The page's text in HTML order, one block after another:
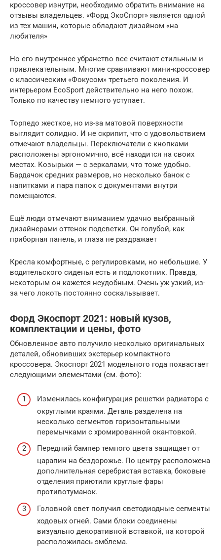
кроссовер изнутри, необходимо обратить внимание на
отзывы владельцев. «Форд ЭкоСпорт» является одной
из тех машин, которые обладают дизайном «на
любителя»
Но его внутреннее убранство все считают стильным и
привлекательным. Многие сравнивают мини-кроссовер
с классическим «Фокусом» третьего поколения. И
интерьером EcoSport действительно на него похож.
Только по качеству немного уступает.
Торпедо жесткое, но из-за матовой поверхности
выглядит солидно. И не скрипит, что с удовольствием
отмечают владельцы. Переключатели с кнопками
расположены эргономично, всё находится на своих
местах. Козырьки — с зеркалами, что тоже удобно.
Бардачок средних размеров, но несколько банок с
напитками и пара папок с документами внутри
помещаются.
Ещё люди отмечают вниманием удачно выбранный
дизайнерами оттенок подсветки. Он голубой, как
приборная панель, и глаза не раздражает
Кресла комфортные, с регулировками, но небольшие. У
водительского сиденья есть и подлокотник. Правда,
некоторым он кажется неудобным. Очень уж узкий, из-
за чего локоть постоянно соскальзывает.
Форд Экоспорт 2021: новый кузов,
комплектации и цены, фото
Обновленное авто получило несколько оригинальных
деталей, обновивших экстерьер компактного
кроссовера. Экоспорт 2021 модельного года похвастает
следующими элементами (см. фото):
Изменилась конфигурация решетки радиатора с
округлыми краями. Деталь разделена на
несколько сегментов горизонтальными
перемычками с хромированной окантовкой.
Передний бампер темного цвета защищает от
царапин на бездорожье. По центру расположена
дополнительная серебристая вставка, боковые
отделения приютили круглые фары
противотуманок.
Головной свет получил светодиодные сегменты
ходовых огней. Сами блоки соединены
визуально декоративной вставкой, на которой
расположилась эмблема.